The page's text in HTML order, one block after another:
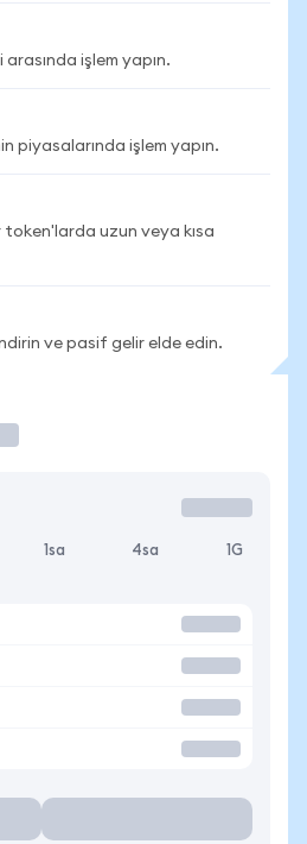
işlem yapın.
piyasalarında işlem yapın.
uzun veya kısa
ve pasif gelir elde edin.
1sa 4sa 1G